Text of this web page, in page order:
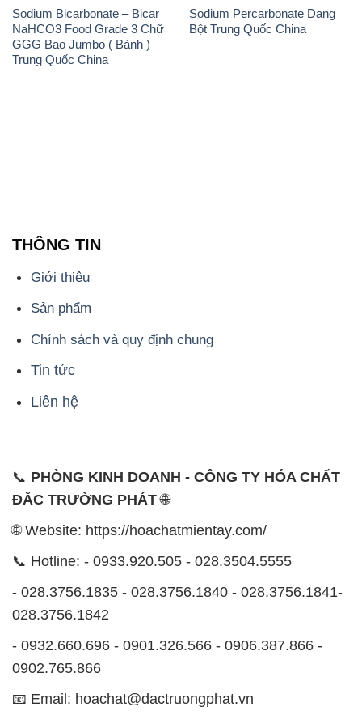
Sodium Bicarbonate – Bicar
NaHCO3 Food Grade 3 Chữ
GGG Bao Jumbo ( Bành )
Trung Quốc China
Sodium Percarbonate Dạng
Bột Trung Quốc China
THÔNG TIN
Giới thiệu
Sản phẩm
Chính sách và quy định chung
Tin tức
Liên hệ
📞 PHÒNG KINH DOANH - CÔNG TY HÓA CHẤT
ĐẮC TRƯỜNG PHÁT🌐
🌐 Website: https://hoachatmientay.com/
📞 Hotline: - 0933.920.505 - 028.3504.5555
- 028.3756.1835 - 028.3756.1840 - 028.3756.1841-
028.3756.1842
- 0932.660.696 - 0901.326.566 - 0906.387.866 -
0902.765.866
📧 Email: hoachat@dactruongphat.vn